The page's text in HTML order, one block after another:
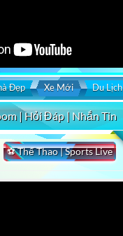
Đẹp Xe Mới Du Lịch
| Hỏi Đáp | Nhắn Tin
⚽ Thể Thao | Sports Live